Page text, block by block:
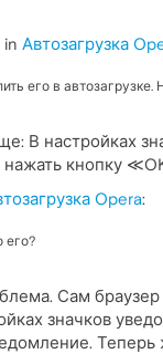
in Автозагрузка
его в
В настройках
кнопку
Opera:
его?
Сам браузер
значков
Теперь